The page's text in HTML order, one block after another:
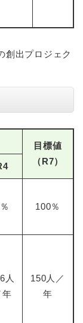
創出プロジェク
目標値
（R7）
100％
人
年
150人／
年